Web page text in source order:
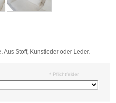
Aus Stoff, Kunstleder oder Leder.
* Pflichtfelder